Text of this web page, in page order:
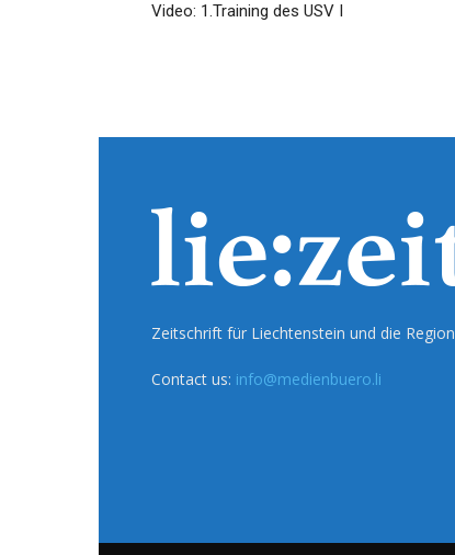
Video: 1.Training des USV I
Zeitschrift für Liechtenstein und die Region
Contact us: info@medienbuero.li